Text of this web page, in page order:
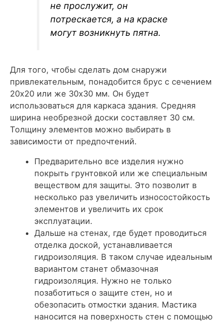
не прослужит, он
потрескается, а на краске
могут возникнуть пятна.
Для того, чтобы сделать дом снаружи
привлекательным, понадобится брус с сечением
20х20 или же 30х30 мм. Он будет
использоваться для каркаса здания. Средняя
ширина необрезной доски составляет 30 см.
Толщину элементов можно выбирать в
зависимости от предпочтений.
Предварительно все изделия нужно
покрыть грунтовкой или же специальным
веществом для защиты. Это позволит в
несколько раз увеличить износостойкость
элементов и увеличить их срок
эксплуатации.
Дальше на стенах, где будет проводиться
отделка доской, устанавливается
гидроизоляция. В таком случае идеальным
вариантом станет обмазочная
гидроизоляция. Нужно не только
позаботиться о защите стен, но и
обезопасить отмостки здания. Мастика
наносится на поверхность стен с помощью